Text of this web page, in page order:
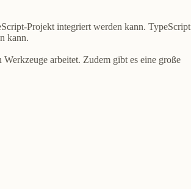
Projekt integriert werden kann. TypeScript
kann.
arbeitet. Zudem gibt es eine große